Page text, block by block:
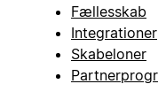
Fællesskab
Integrationer
Skabeloner